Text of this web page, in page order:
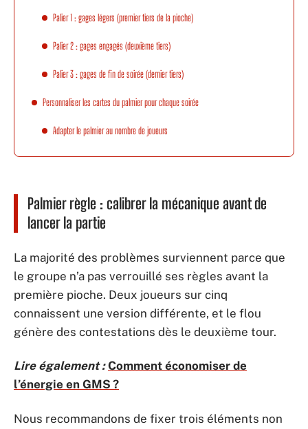
Palier 1 : gages légers (premier tiers de la pioche)
Palier 2 : gages engagés (deuxième tiers)
Palier 3 : gages de fin de soirée (dernier tiers)
Personnaliser les cartes du palmier pour chaque soirée
Adapter le palmier au nombre de joueurs
Palmier règle : calibrer la mécanique avant de
lancer la partie
La majorité des problèmes surviennent parce que
le groupe n’a pas verrouillé ses règles avant la
première pioche. Deux joueurs sur cinq
connaissent une version différente, et le flou
génère des contestations dès le deuxième tour.
Lire également : Comment économiser de
l’énergie en GMS ?
Nous recommandons de fixer trois éléments non